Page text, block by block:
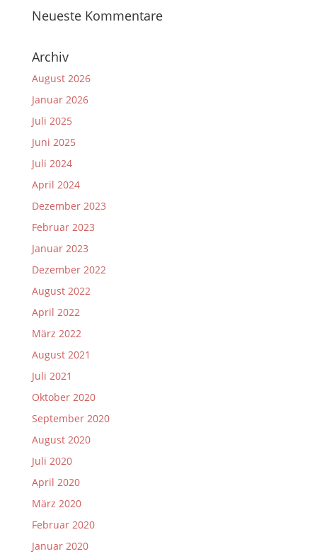
Neueste Kommentare
Archiv
August 2026
Januar 2026
Juli 2025
Juni 2025
Juli 2024
April 2024
Dezember 2023
Februar 2023
Januar 2023
Dezember 2022
August 2022
April 2022
März 2022
August 2021
Juli 2021
Oktober 2020
September 2020
August 2020
Juli 2020
April 2020
März 2020
Februar 2020
Januar 2020